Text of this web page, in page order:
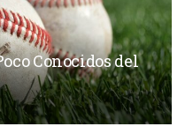
Conocidos del